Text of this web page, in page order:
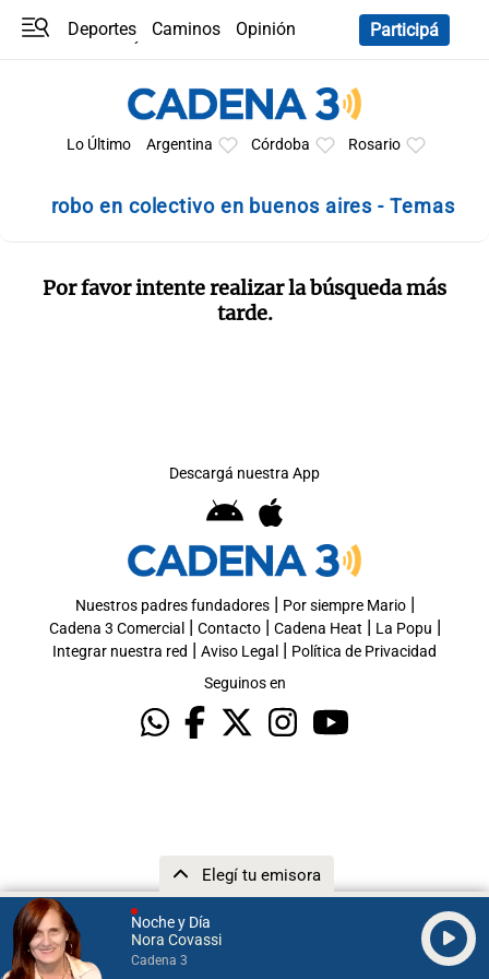
Noche y Día
Nora Covassi
Cadena 3
Elegí tu emisora
Deportes Caminos
Opinión
Participá
Lo Último Argentina Córdoba Rosario
robo en colectivo en buenos aires - Temas
Por favor intente realizar la búsqueda más
tarde.
Descargá nuestra App
Nuestros padres fundadores| Por siempre Mario|
Cadena 3 Comercial | Contacto| Cadena Heat | La Popu |
Integrar nuestra red | Aviso Legal | Política de Privacidad
Seguinos en